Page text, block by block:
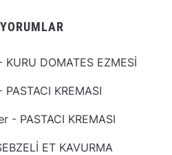
KURU DOMATES EZMESİ
PASTACI KREMASI
- PASTACI KREMASI
ET KAVURMA